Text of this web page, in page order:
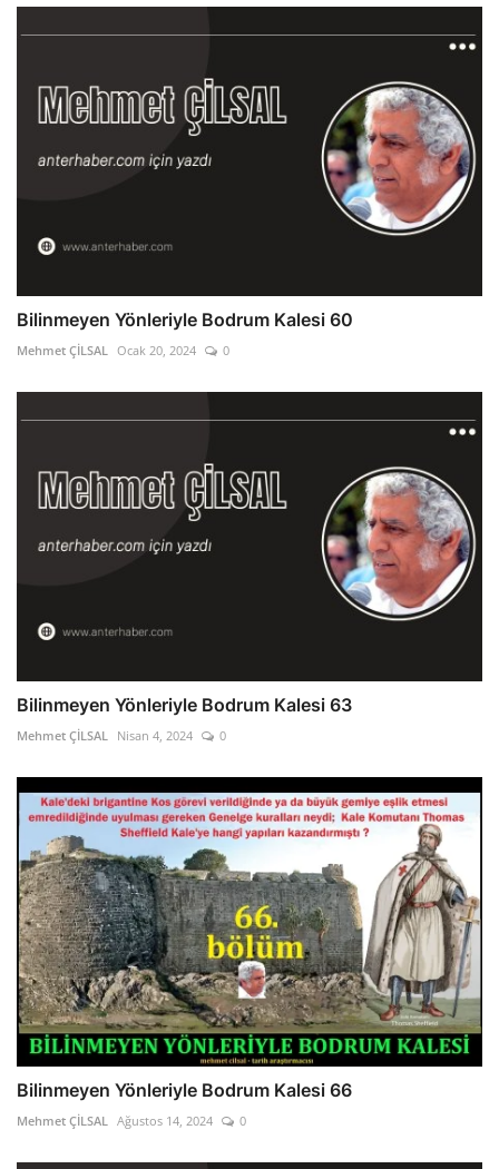
Bilinmeyen Yönleriyle Bodrum Kalesi 60
Mehmet ÇİLSAL Ocak 20, 2024 0
Bilinmeyen Yönleriyle Bodrum Kalesi 63
Mehmet ÇİLSAL Nisan 4, 2024 0
Bilinmeyen Yönleriyle Bodrum Kalesi 66
Mehmet ÇİLSAL Ağustos 14, 2024 0